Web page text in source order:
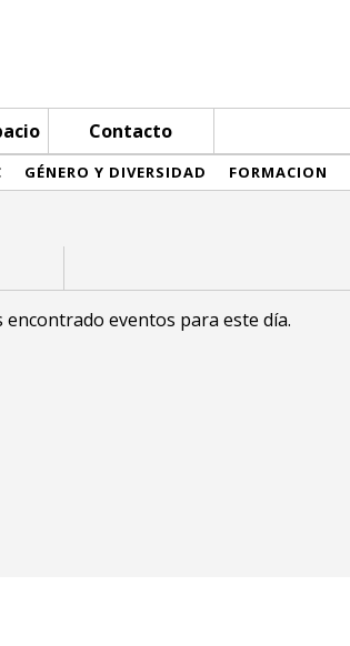
Contacto
GÉNERO Y DIVERSIDAD FORMACION
eventos para este día.